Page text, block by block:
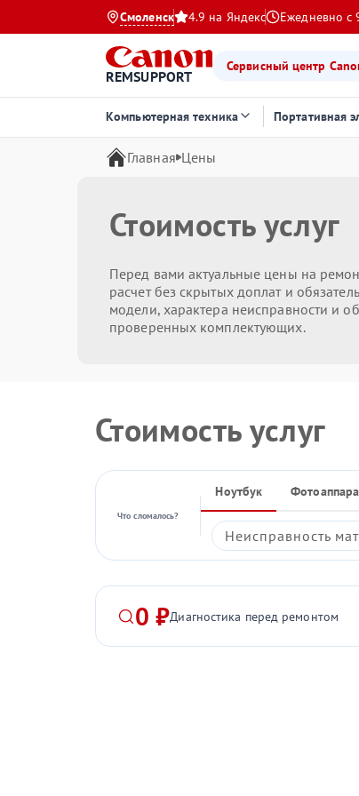
Смоленск 4.9 на Яндекс Ежедневно с
REMSUPPORT
Сервисный центр
Компьютерная техника Портативная
Главная Цены
Стоимость услуг
Перед вами актуальные цены на
расчет без скрытых доплат и
модели, характера неисправности и
проверенных комплектующих.
Стоимость услуг
Что сломалось?
Ноутбук
Неисправность
0 ₽Диагностика перед ремонтом